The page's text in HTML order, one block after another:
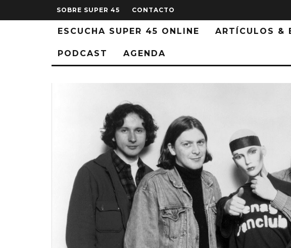
SOBRE SUPER 45 CONTACTO
ESCUCHA SUPER 45 ONLINE ARTÍCULOS &
PODCAST AGENDA